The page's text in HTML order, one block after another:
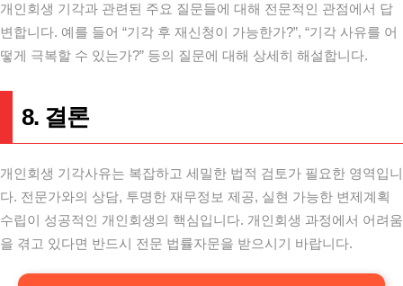
개인회생 기각과 관련된 주요 질문들에 대해 전문적인 관점에서 답
변합니다. 예를 들어 “기각 후 재신청이 가능한가?”, “기각 사유를 어
떻게 극복할 수 있는가?” 등의 질문에 대해 상세히 해설합니다.
8. 결론
개인회생 기각사유는 복잡하고 세밀한 법적 검토가 필요한 영역입니
다. 전문가와의 상담, 투명한 재무정보 제공, 실현 가능한 변제계획
수립이 성공적인 개인회생의 핵심입니다. 개인회생 과정에서 어려움
을 겪고 있다면 반드시 전문 법률자문을 받으시기 바랍니다.